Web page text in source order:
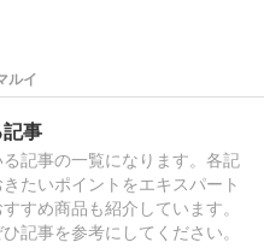
ルイ
事
記事の一覧になります。各記
たいポイントをエキスパート
すめ商品も紹介しています。
記事を参考にしてください。